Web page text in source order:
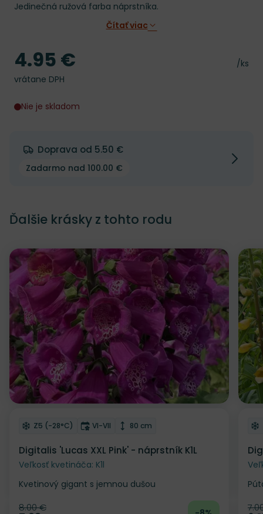
Jedinečná ružová farba náprstníka.
Čítať viac
Cena
/ks
Cena
4.95 €
vrátane DPH
Nie je skladom
Doprava od 5.50 €
Zadarmo nad 100.00 €
Ďalšie krásky z tohto rodu
Odober do zoznamu želaní
Mrazuvzdornosť
Z5 (-28°C) Doba kvitnutia
VI-VII Výška rastliny
80 cm
Digitalis 'Lucas XXL Pink' - náprstník K1L
Veľkosť kvetináča: K1l
Kvetinový gigant s jemnou dušou
Pôvodná cena
8.00 €